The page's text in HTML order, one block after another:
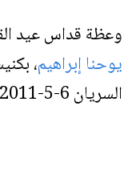
وعظة قداس عيد
يوحنا إبراهيم،
السريان 6-5-2011.